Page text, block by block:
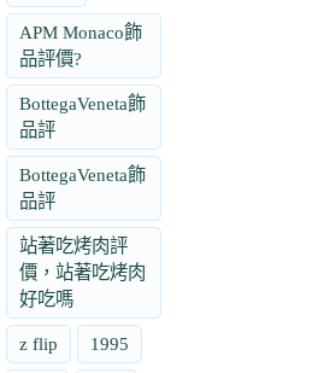
APM Monaco飾
品評價?
BottegaVeneta飾
品評
BottegaVeneta飾
品評
站著吃烤肉評
價，站著吃烤肉
好吃嗎
z flip 1995